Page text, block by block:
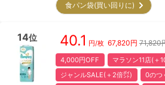
食パン袋(買い回りに)
14位 40.1 円/枚 67,820円 71,820
4,000円OFF
マラソン11店(＋
ジャンルSALE(＋2倍㌽)
0のつ